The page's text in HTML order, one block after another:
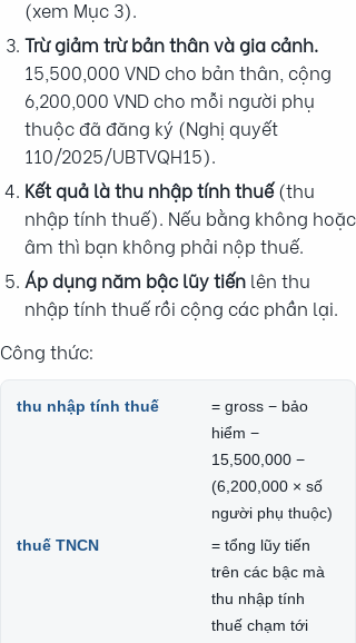
(xem Mục 3).
Trừ giảm trừ bản thân và gia cảnh.
15,500,000 VND cho bản thân, cộng
6,200,000 VND cho mỗi người phụ
thuộc đã đăng ký (Nghị quyết
110/2025/UBTVQH15).
Kết quả là thu nhập tính thuế(thu
nhập tính thuế). Nếu bằng không hoặc
âm thì bạn không phải nộp thuế.
Áp dụng năm bậc lũy tiến lên thu
nhập tính thuế rồi cộng các phần lại.
Công thức:
thu nhập tính thuế
= gross − bảo
hiểm −
15,500,000 −
(6,200,000 × số
người phụ thuộc)
thuế TNCN
= tổng lũy tiến
trên các bậc mà
thu nhập tính
thuế chạm tới